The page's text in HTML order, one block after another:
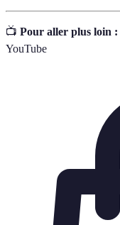
📺 Pour aller plus loin :
YouTube